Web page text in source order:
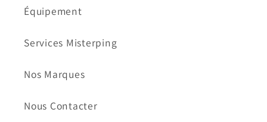
Équipement
Services Misterping
Nos Marques
Nous Contacter